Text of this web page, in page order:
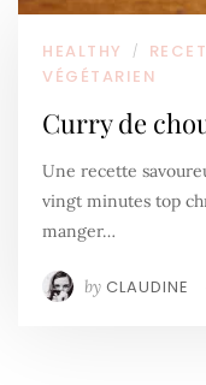
HEALTHY /
VÉGÉTARIEN
Curry de
Une recette
vingt minutes top
manger…
by CLAUDINE